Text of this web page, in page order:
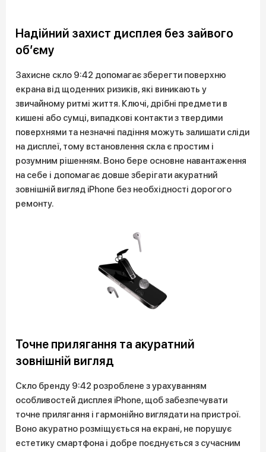
Надійний захист дисплея без зайвого
об’єму
Захисне скло 9:42 допомагає зберегти поверхню
екрана від щоденних ризиків, які виникають у
звичайному ритмі життя. Ключі, дрібні предмети в
кишені або сумці, випадкові контакти з твердими
поверхнями та незначні падіння можуть залишати сліди
на дисплеї, тому встановлення скла є простим і
розумним рішенням. Воно бере основне навантаження
на себе і допомагає довше зберігати акуратний
зовнішній вигляд iPhone без необхідності дорогого
ремонту.
Точне прилягання та акуратний
зовнішній вигляд
Скло бренду 9:42 розроблене з урахуванням
особливостей дисплея iPhone, щоб забезпечувати
точне прилягання і гармонійно виглядати на пристрої.
Воно акуратно розміщується на екрані, не порушує
естетику смартфона і добре поєднується з сучасним